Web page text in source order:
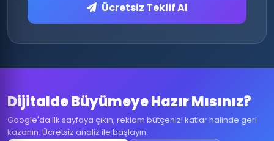
Ücretsiz Teklif Al
Dijitalde Büyümeye Hazır Mısınız?
Google'da ilk sayfaya çıkın, reklam bütçenizi katlar halinde geri
kazanın. Ücretsiz analiz ile başlayın.